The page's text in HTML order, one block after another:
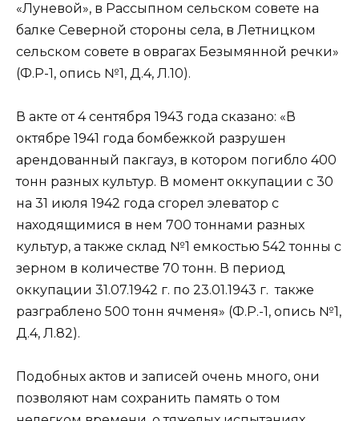
«Луневой», в Рассыпном сельском совете на
балке Северной стороны села, в Летницком
сельском совете в оврагах Безымянной речки»
(Ф.Р-1, опись №1, Д.4, Л.10).
В акте от 4 сентября 1943 года сказано: «В
октябре 1941 года бомбежкой разрушен
арендованный пакгауз, в котором погибло 400
тонн разных культур. В момент оккупации с 30
на 31 июля 1942 года сгорел элеватор с
находящимися в нем 700 тоннами разных
культур, а также склад №1 емкостью 542 тонны с
зерном в количестве 70 тонн. В период
оккупации 31.07.1942 г. по 23.01.1943 г. также
разграблено 500 тонн ячменя» (Ф.Р.-1, опись №1,
Д.4, Л.82).
Подобных актов и записей очень много, они
позволяют нам сохранить память о том